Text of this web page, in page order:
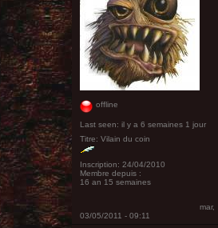
offline
Last seen: il y a 6 semaines 1 jour
Titre: Vilain du coin
Inscription: 24/04/2010
Membre depuis :
16 an 15 semaines
mar,
03/05/2011 - 09:11